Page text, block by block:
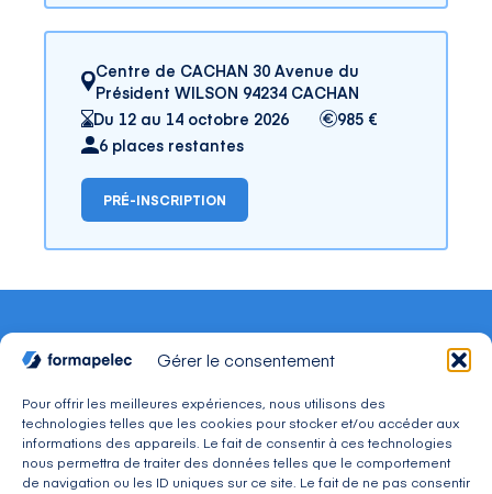
Gérer le consentement
Pour offrir les meilleures expériences, nous utilisons des
technologies telles que les cookies pour stocker et/ou accéder aux
informations des appareils. Le fait de consentir à ces technologies
nous permettra de traiter des données telles que le comportement
de navigation ou les ID uniques sur ce site. Le fait de ne pas consentir
Centre de CACHAN 30 Avenue du
Président WILSON 94234 CACHAN
Du 12 au 14 octobre 2026
985 €
6 places restantes
PRÉ-INSCRIPTION
CONTACT
Adresse : 30, avenue du Président Wilson 94234
CACHAN Cedex